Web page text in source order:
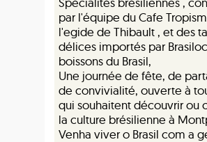
par l'équipe du Cafe
l'egide de Thibault , et des
délices importés par
boissons du Brasil,
Une journée de fête, de
de convivialité, ouverte à
qui souhaitent découvrir ou
la culture brésilienne à
Venha viver o Brasil com a